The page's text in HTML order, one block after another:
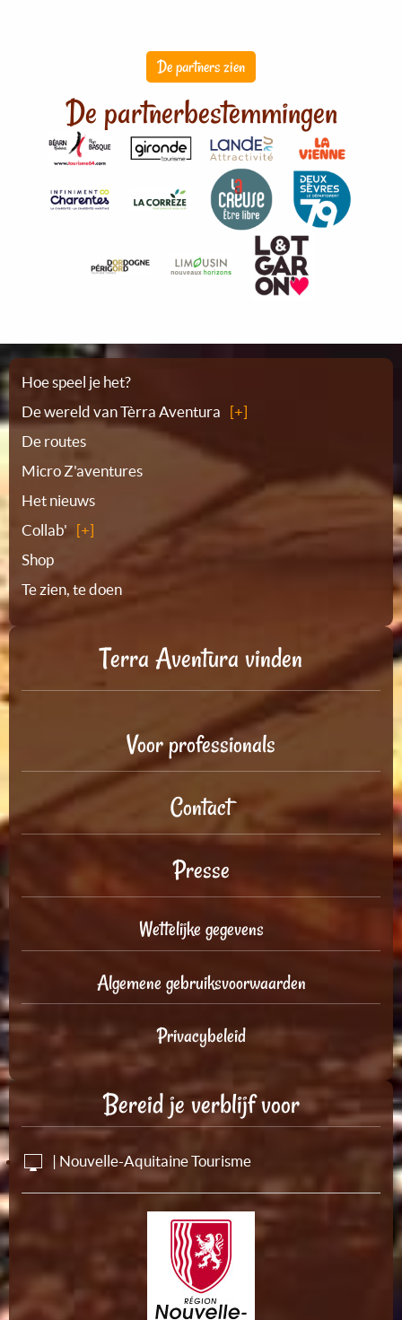
De partners zien
De partnerbestemmingen
Plattegrond
Hoe speel je het?
De wereld van Tèrra Aventura
De routes
Micro Z'aventures
Het nieuws
Collab'
Shop
Te zien, te doen
Terra Aventura vinden
Voor professionals
Contact
Presse
Wettelijke gegevens
Algemene gebruiksvoorwaarden
Privacybeleid
Bereid je verblijf voor
| Nouvelle-Aquitaine Tourisme